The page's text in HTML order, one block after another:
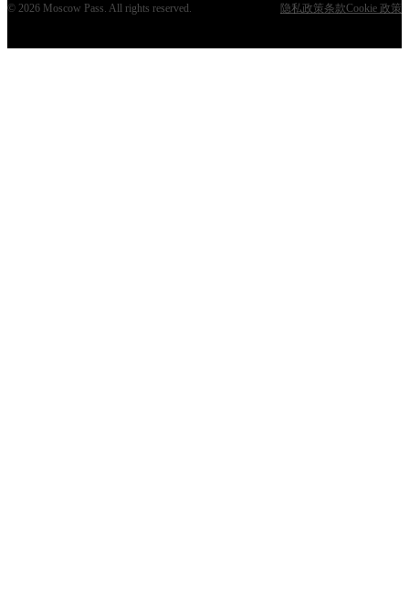
© 2026 Moscow Pass. All rights reserved. 隐私政策条款Cookie 政策